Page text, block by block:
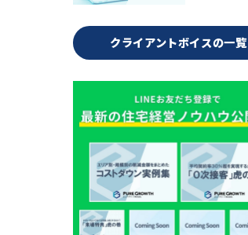
クライアントボイスの一覧